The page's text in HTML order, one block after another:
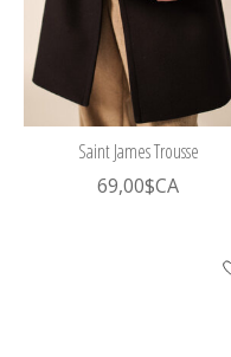
Saint James Trousse
69,00$CA